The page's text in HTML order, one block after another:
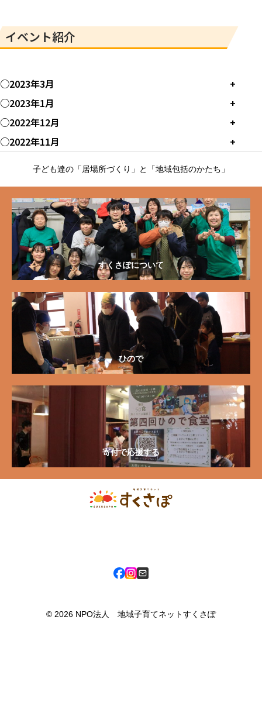
イベント紹介
○2023年3月
+
○2023年1月
+
○2022年12月
+
○2022年11月
+
子ども達の「居場所づくり」と「地域包括のかたち」
すくさぽについて
ひので
寄付で応援する
© 2026 NPO法人 地域子育てネットすくさぽ